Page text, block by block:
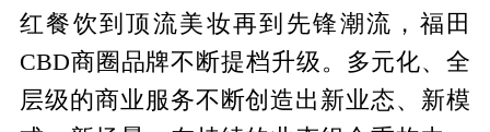
红餐饮到顶流美妆再到先锋潮流，福田
CBD商圈品牌不断提档升级。多元化、全
层级的商业服务不断创造出新业态、新模